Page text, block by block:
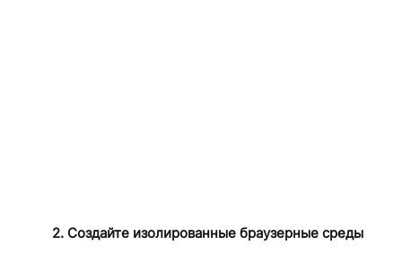
2. Создайте изолированные браузерные среды